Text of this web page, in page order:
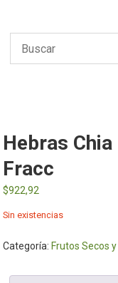
Hebras
Fracc
$922,92
Sin existencias
Categoría: Frutos Secos